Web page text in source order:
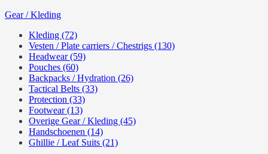
Gear / Kleding
Kleding (72)
Vesten / Plate carriers / Chestrigs (130)
Headwear (59)
Pouches (60)
Backpacks / Hydration (26)
Tactical Belts (33)
Protection (33)
Footwear (13)
Overige Gear / Kleding (45)
Handschoenen (14)
Ghillie / Leaf Suits (21)